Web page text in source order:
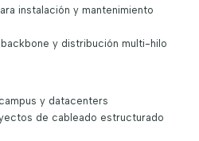
instalación y mantenimiento
y distribución multi-hilo
y datacenters
de cableado estructurado